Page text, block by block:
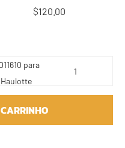
$120.00
para